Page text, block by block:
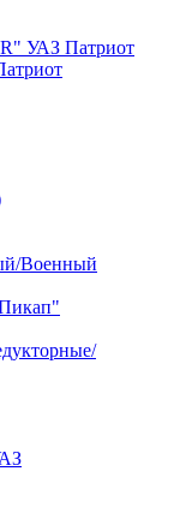
УАЗ Патриот
Военный